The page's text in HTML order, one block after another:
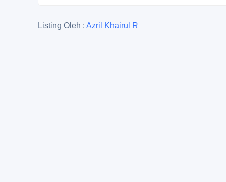
Listing Oleh : Azril Khairul R